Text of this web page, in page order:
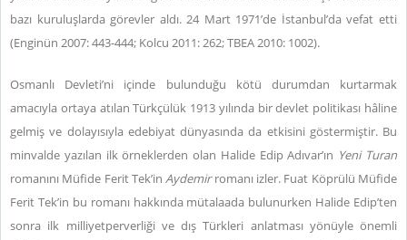
bazı kuruluşlarda görevler aldı. 24 Mart 1971’de İstanbul’da vefat etti
(Enginün 2007: 443-444; Kolcu 2011: 262; TBEA 2010: 1002).
Osmanlı Devleti’ni içinde bulunduğu kötü durumdan kurtarmak
amacıyla ortaya atılan Türkçülük 1913 yılında bir devlet politikası hâline
gelmiş ve dolayısıyla edebiyat dünyasında da etkisini göstermiştir. Bu
minvalde yazılan ilk örneklerden olan Halide Edip Adıvar’ın Yeni Turan
romanını Müfide Ferit Tek’inAydemirromanı izler. Fuat Köprülü Müfide
Ferit Tek’in bu romanı hakkında mütalaada bulunurken Halide Edip’ten
sonra ilk milliyetperverliği ve dış Türkleri anlatması yönüyle önemli